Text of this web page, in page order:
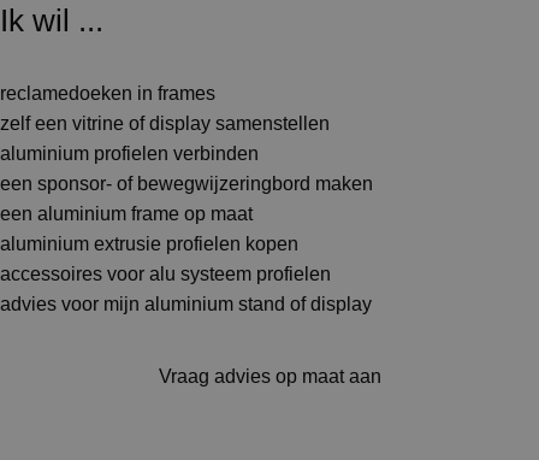
Ik wil ...
reclamedoeken in frames
zelf een vitrine of display samenstellen
aluminium profielen verbinden
een sponsor- of bewegwijzeringbord maken
een aluminium frame op maat
aluminium extrusie profielen kopen
accessoires voor alu systeem profielen
advies voor mijn aluminium stand of display
Vraag advies op maat aan